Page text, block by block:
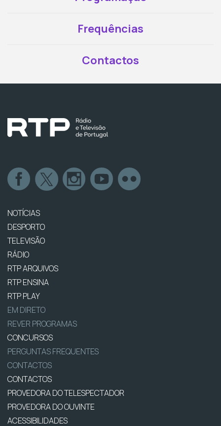
Frequências
Contactos
NOTÍCIAS
DESPORTO
TELEVISÃO
RÁDIO
RTP ARQUIVOS
RTP ENSINA
RTP PLAY
EM DIRETO
REVER PROGRAMAS
CONCURSOS
PERGUNTAS FREQUENTES
CONTACTOS
CONTACTOS
PROVEDORA DO TELESPECTADOR
PROVEDORA DO OUVINTE
ACESSIBILIDADES